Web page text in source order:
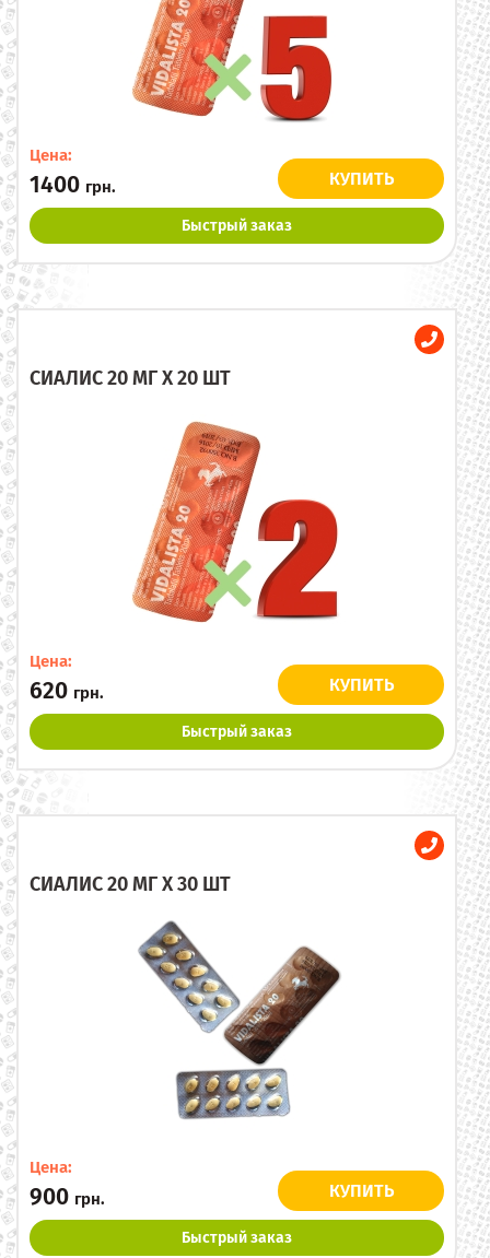
Цена:
1400 грн. КУПИТЬ
Быстрый заказ
СИАЛИС 20 МГ X 20 ШТ
Цена:
620 грн. КУПИТЬ
Быстрый заказ
СИАЛИС 20 МГ X 30 ШТ
Цена:
900 грн. КУПИТЬ
Быстрый заказ